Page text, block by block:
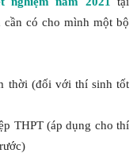
cần có cho mình một bộ
thời (đối với thí sinh tốt
THPT (áp dụng cho thí